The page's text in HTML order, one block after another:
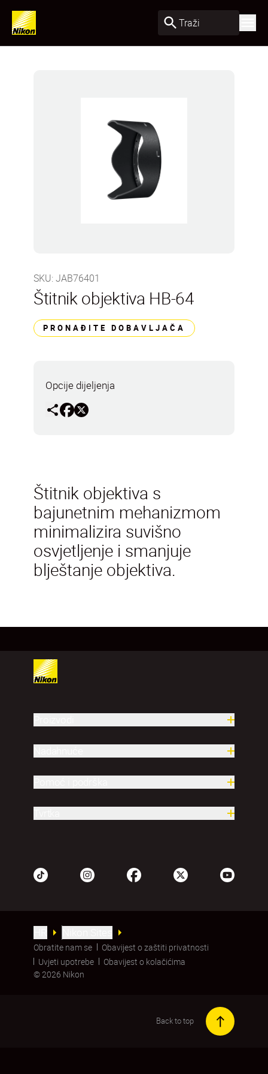
Traži
SKU:JAB76401
Štitnik objektiva HB-64
PRONAĐITE DOBAVLJAČA
Opcije dijeljenja
Štitnik objektiva s
bajunetnim mehanizmom
minimalizira suvišno
osvjetljenje i smanjuje
blještanje objektiva.
Obratite nam se
Obavijest o zaštiti privatnosti
Uvjeti upotrebe
Obavijest o kolačićima
© 2026 Nikon
Back to top